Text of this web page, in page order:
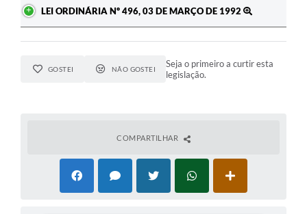
LEI ORDINÁRIA Nº 496, 03 DE MARÇO DE 1992
GOSTEI NÃO GOSTEI
Seja o primeiro a curtir esta
legislação.
COMPARTILHAR